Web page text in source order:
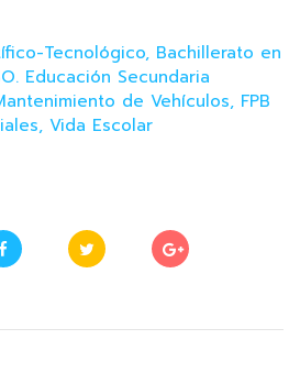
Tecnológico, Bachillerato en
Educación Secundaria
de Vehículos, FPB
, Vida Escolar